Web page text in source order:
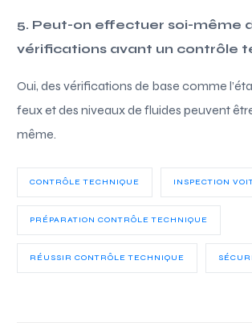
5. Peut-on effectuer soi-même
vérifications avant un contrôle
Oui, des vérifications de base comme
feux et des niveaux de fluides peuvent
même.
CONTRÔLE TECHNIQUE INSPECTION
PRÉPARATION CONTRÔLE TECHNIQUE
RÉUSSIR CONTRÔLE TECHNIQUE